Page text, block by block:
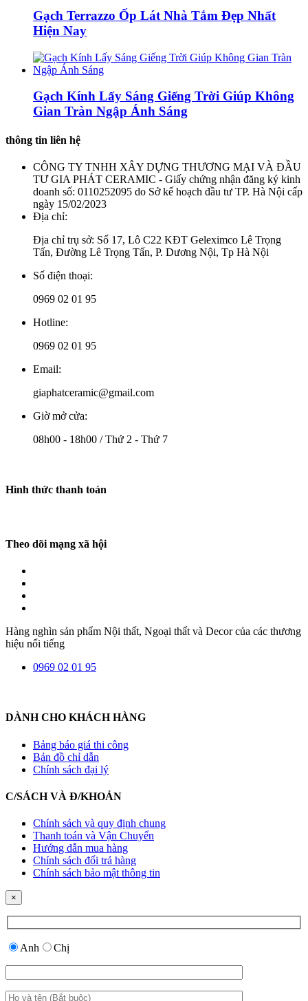
Gạch Terrazzo Ốp Lát Nhà Tắm Đẹp Nhất
Hiện Nay
Gạch Kính Lấy Sáng Giếng Trời Giúp Không
Gian Tràn Ngập Ánh Sáng
thông tin liên hệ
CÔNG TY TNHH XÂY DỰNG THƯƠNG MẠI VÀ ĐẦU
TƯ GIA PHÁT CERAMIC - Giấy chứng nhận đăng ký kinh
doanh số: 0110252095 do Sở kế hoạch đầu tư TP. Hà Nội cấp
ngày 15/02/2023
Địa chỉ:
Địa chỉ trụ sở: Số 17, Lô C22 KĐT Geleximco Lê Trọng
Tấn, Đường Lê Trọng Tấn, P. Dương Nội, Tp Hà Nội
Số điện thoại:
0969 02 01 95
Hotline:
0969 02 01 95
Email:
giaphatceramic@gmail.com
Giờ mở cửa:
08h00 - 18h00 / Thứ 2 - Thứ 7
Hình thức thanh toán
Theo dõi mạng xã hội
Hàng nghìn sản phẩm Nội thất, Ngoại thất và Decor của các thương
hiệu nổi tiếng
0969 02 01 95
DÀNH CHO KHÁCH HÀNG
Bảng báo giá thi công
Bản đồ chỉ dẫn
Chính sách đại lý
C/SÁCH VÀ Đ/KHOẢN
Chính sách và quy định chung
Thanh toán và Vận Chuyển
Hướng dẫn mua hàng
Chính sách đổi trả hàng
Chính sách bảo mật thông tin
×
Anh Chị